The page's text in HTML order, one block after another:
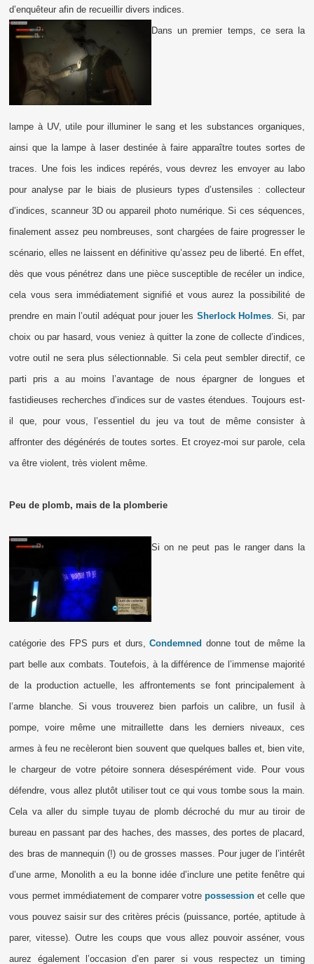
d’enquêteur afin de recueillir divers indices.
Dans un premier temps, ce sera la
lampe à UV, utile pour illuminer le sang et les substances organiques,
ainsi que la lampe à laser destinée à faire apparaître toutes sortes de
traces. Une fois les indices repérés, vous devrez les envoyer au labo
pour analyse par le biais de plusieurs types d’ustensiles : collecteur
d’indices, scanneur 3D ou appareil photo numérique. Si ces séquences,
finalement assez peu nombreuses, sont chargées de faire progresser le
scénario, elles ne laissent en définitive qu’assez peu de liberté. En effet,
dès que vous pénétrez dans une pièce susceptible de recéler un indice,
cela vous sera immédiatement signifié et vous aurez la possibilité de
prendre en main l’outil adéquat pour jouer les Sherlock Holmes . Si, par
choix ou par hasard, vous veniez à quitter la zone de collecte d’indices,
votre outil ne sera plus sélectionnable. Si cela peut sembler directif, ce
parti pris a au moins l’avantage de nous épargner de longues et
fastidieuses recherches d’indices sur de vastes étendues. Toujours est-
il que, pour vous, l’essentiel du jeu va tout de même consister à
affronter des dégénérés de toutes sortes. Et croyez-moi sur parole, cela
va être violent, très violent même.
Peu de plomb, mais de la plomberie
Si on ne peut pas le ranger dans la
catégorie des FPS purs et durs,Condemned donne tout de même la
part belle aux combats. Toutefois, à la différence de l’immense majorité
de la production actuelle, les affrontements se font principalement à
l’arme blanche. Si vous trouverez bien parfois un calibre, un fusil à
pompe, voire même une mitraillette dans les derniers niveaux, ces
armes à feu ne recèleront bien souvent que quelques balles et, bien vite,
le chargeur de votre pétoire sonnera désespérément vide. Pour vous
défendre, vous allez plutôt utiliser tout ce qui vous tombe sous la main.
Cela va aller du simple tuyau de plomb décroché du mur au tiroir de
bureau en passant par des haches, des masses, des portes de placard,
des bras de mannequin (!) ou de grosses masses. Pour juger de l’intérêt
d’une arme, Monolith a eu la bonne idée d’inclure une petite fenêtre qui
vous permet immédiatement de comparer votrepossession et celle que
vous pouvez saisir sur des critères précis (puissance, portée, aptitude à
parer, vitesse). Outre les coups que vous allez pouvoir asséner, vous
aurez également l’occasion d’en parer si vous respectez un timing